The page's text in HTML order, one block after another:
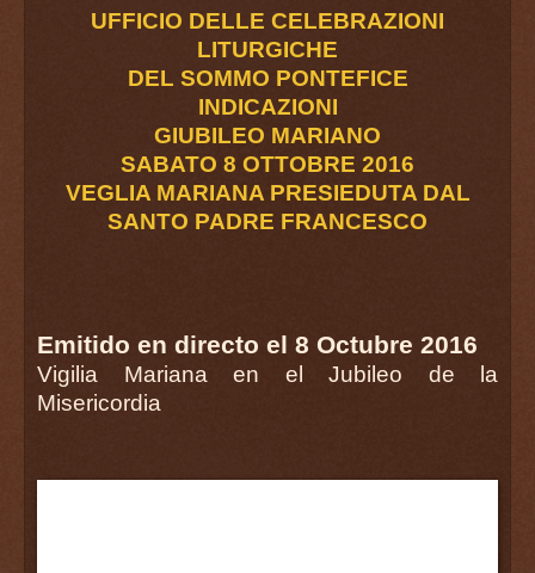
UFFICIO DELLE CELEBRAZIONI
LITURGICHE
DEL SOMMO PONTEFICE
INDICAZIONI
GIUBILEO MARIANO
SABATO 8 OTTOBRE 2016
VEGLIA MARIANA PRESIEDUTA DAL
SANTO PADRE FRANCESCO
Emitido en directo el 8 Octubre 2016
Vigilia Mariana en el Jubileo de la
Misericordia